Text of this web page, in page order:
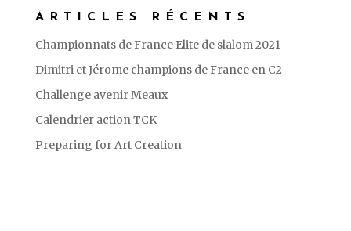
ARTICLES RÉCENTS
Championnats de France Elite de slalom 2021
Dimitri et Jérome champions de France en C2
Challenge avenir Meaux
Calendrier action TCK
Preparing for Art Creation